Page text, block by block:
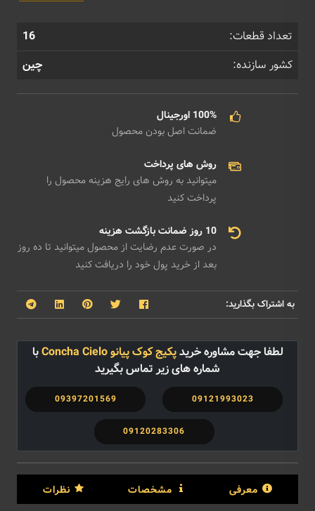
تعداد قطعات:
16
کشور سازنده:
چین
100% اورجینال
ضمانت اصل بودن محصول
روش های پرداخت
میتوانید به روش های رایج هزینه محصول را
پرداخت کنید
10 روز ضمانت بازگشت هزینه
در صورت عدم رضایت از محصول میتوانید تا ده روز
بعد از خرید پول خود را دریافت کنید
به اشتراک بگذارید:
لطفا جهت مشاوره خریدپکیج کوک پیانو Concha Cielo
با
شماره های زیر تماس بگیرید
09121993023
09397201569
09120283306
معرفی مشخصات نظرات